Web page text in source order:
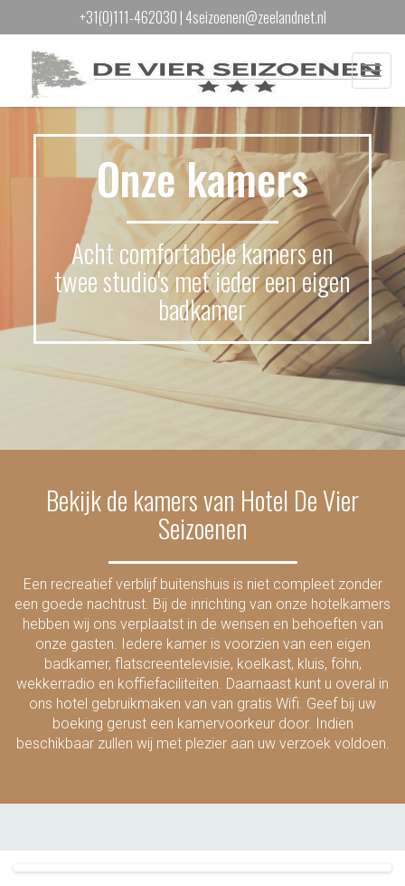
+31(0)111-462030 | 4seizoenen@zeelandnet.nl
Menu
Onze kamers
Acht comfortabele kamers en
twee studio's met ieder een eigen
badkamer
Bekijk de kamers van Hotel De Vier
Seizoenen
Een recreatief verblijf buitenshuis is niet compleet zonder
een goede nachtrust. Bij de inrichting van onze hotelkamers
hebben wij ons verplaatst in de wensen en behoeften van
onze gasten. Iedere kamer is voorzien van een eigen
badkamer, flatscreentelevisie, koelkast, kluis, föhn,
wekkerradio en koffiefaciliteiten. Daarnaast kunt u overal in
ons hotel gebruikmaken van van gratis Wifi. Geef bij uw
boeking gerust een kamervoorkeur door. Indien
beschikbaar zullen wij met plezier aan uw verzoek voldoen.